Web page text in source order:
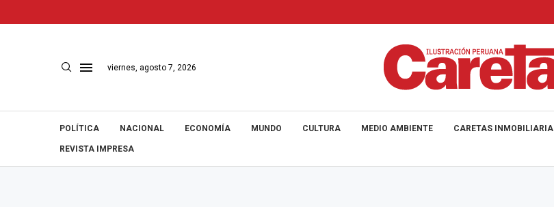
viernes, agosto 7, 2026
POLÍTICA NACIONAL ECONOMÍA MUNDO CULTURA MEDIO AMBIENTE CARETAS INMOBILIARIA
REVISTA IMPRESA